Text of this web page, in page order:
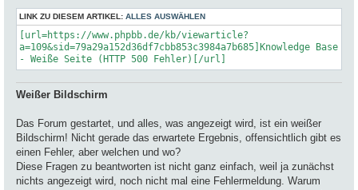
LINK ZU DIESEM ARTIKEL: ALLES AUSWÄHLEN
[url=https://www.phpbb.de/kb/viewarticle?
a=109&sid=79a29a152d36df7cbb853c3984a7b685]Knowledge Base
- Weiße Seite (HTTP 500 Fehler)[/url]
Weißer Bildschirm
Das Forum gestartet, und alles, was angezeigt wird, ist ein weißer
Bildschirm! Nicht gerade das erwartete Ergebnis, offensichtlich gibt es
einen Fehler, aber welchen und wo?
Diese Fragen zu beantworten ist nicht ganz einfach, weil ja zunächst
nichts angezeigt wird, noch nicht mal eine Fehlermeldung. Warum